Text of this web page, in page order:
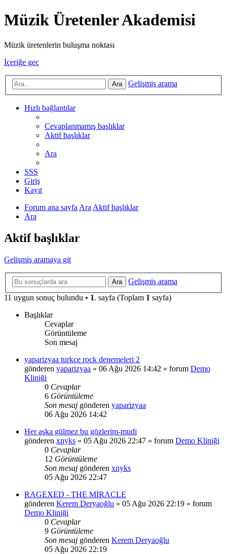
Müzik Üretenler Akademisi
Müzik üretenlerin buluşma noktası
İçeriğe geç
Ara Gelişmiş arama
Hızlı bağlantılar
Cevaplanmamış başlıklar
Aktif başlıklar
Ara
SSS
Giriş
Kayıt
Forum ana sayfaAraAktif başlıklar
Ara
Aktif başlıklar
Gelişmiş aramaya git
Ara
Gelişmiş arama
11 uygun sonuç bulundu • 1. sayfa (Toplam 1 sayfa)
Başlıklar
Cevaplar
Görüntüleme
Son mesaj
yaparizyaa turkce rock denemeleri 2
gönderen yaparizyaa » 06 Ağu 2026 14:42 » forum Demo
Kliniği
0 Cevaplar
6 Görüntüleme
Son mesaj gönderen yaparizyaa
06 Ağu 2026 14:42
Her aşka gülmez bu gözlerim-mudi
gönderen xnyks » 05 Ağu 2026 22:47 » forum Demo Kliniği
0 Cevaplar
12 Görüntüleme
Son mesaj gönderen xnyks
05 Ağu 2026 22:47
RAGEXED - THE MIRACLE
gönderen Kerem Deryaoğlu » 05 Ağu 2026 22:19 » forum
Demo Kliniği
0 Cevaplar
9 Görüntüleme
Son mesaj gönderen Kerem Deryaoğlu
05 Ağu 2026 22:19